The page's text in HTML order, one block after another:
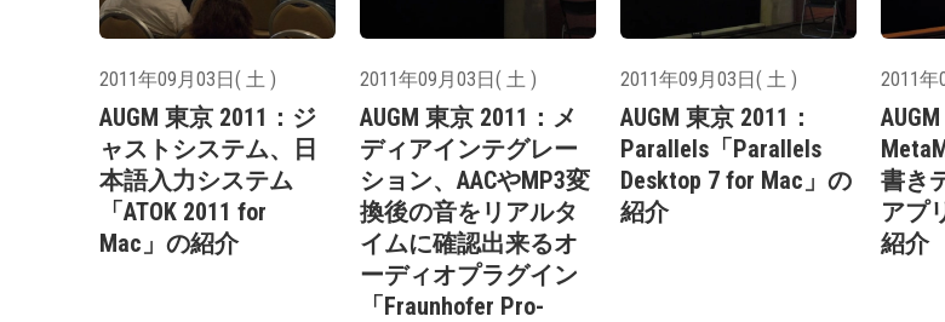
2011年09月03日( 土 )
AUGM 東京 2011：ジ
ャストシステム、日
本語入力システム
「ATOK 2011 for
Mac」の紹介
2011年09月03日( 土 )
AUGM 東京 2011：メ
ディアインテグレー
ション、AACやMP3変
換後の音をリアルタ
イムに確認出来るオ
ーディオプラグイン
「Fraunhofer Pro-
2011年09月03日( 土 )
AUGM 東京 2011：
Parallels「Parallels
Desktop 7 for Mac」の
紹介
2011年
書き
アプ
紹介